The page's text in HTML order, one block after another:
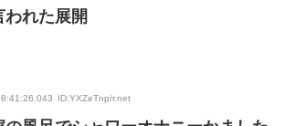
れた展開
ID:YXZeTnp/r.net